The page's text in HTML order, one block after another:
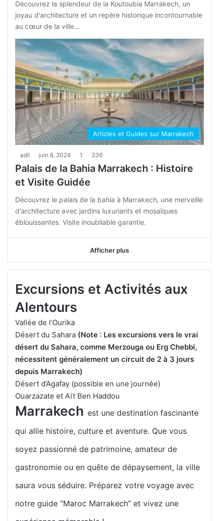
Découvrez la splendeur de la Koutoubia Marrakech, un
joyau d'architecture et un repère historique incontournable
au cœur de la ville…
Articles et Guides sur Marrakech
adil juin 8, 2024 1 336
Palais de la Bahia Marrakech : Histoire
et Visite Guidée
Découvrez le palais de la bahia à Marrakech, une merveille
d'architecture avec jardins luxuriants et mosaïques
éblouissantes. Visite inoubliable garantie.
Afficher plus
Excursions et Activités aux
Alentours
Vallée de l’Ourika
Désert du Sahara (Note : Les excursions vers le vrai
désert du Sahara, comme Merzouga ou Erg Chebbi,
nécessitent généralement un circuit de 2 à 3 jours
depuis Marrakech)
Désert d’Agafay (possible en une journée)
Ouarzazate et Aït Ben Haddou
Marrakech est une destination fascinante
qui allie histoire, culture et aventure. Que vous
soyez passionné de patrimoine, amateur de
gastronomie ou en quête de dépaysement, la ville
saura vous séduire. Préparez votre voyage avec
notre guide “Maroc Marrakech” et vivez une